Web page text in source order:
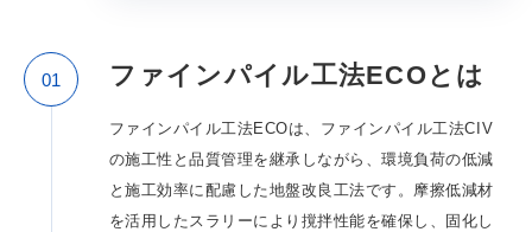
01 ファインパイル工法ECOとは
ファインパイル工法ECOは、ファインパイル工法CIV
の施工性と品質管理を継承しながら、環境負荷の低減
と施工効率に配慮した地盤改良工法です。摩擦低減材
を活用したスラリーにより撹拌性能を確保し、固化し